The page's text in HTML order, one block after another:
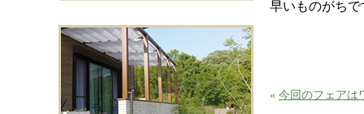
早いものがちで
« 今回のフェアは